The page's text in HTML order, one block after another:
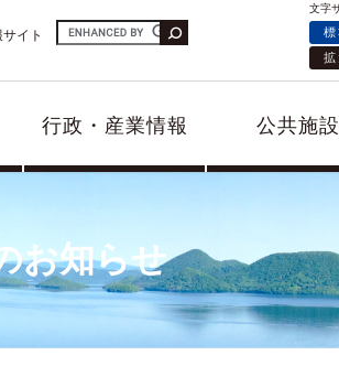
行政・産業情報 公共施設
文字
標
拡
イト
お知らせ